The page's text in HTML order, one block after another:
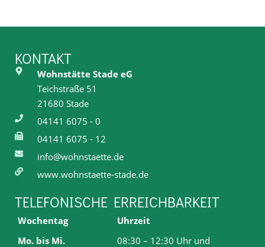
KONTAKT
Wohnstätte Stade eG
Teichstraße 51
21680 Stade
04141 6075 - 0
04141 6075 - 12
info@wohnstaette.de
www.wohnstaette-stade.de
TELEFONISCHE ERREICHBARKEIT
Wochentag
Uhrzeit
Mo. bis Mi.
08:30 – 12:30 Uhr und